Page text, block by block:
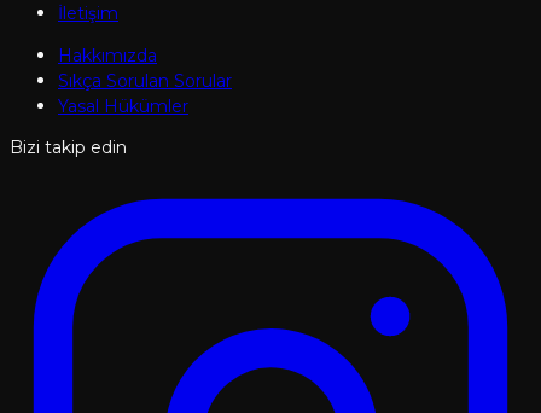
İletişim
Hakkımızda
Sıkça Sorulan Sorular
Yasal Hükümler
Bizi takip edin